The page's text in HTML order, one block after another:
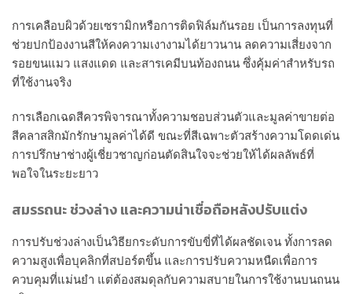
การเคลือบผิวด้วยเซรามิกหรือการติดฟิล์มกันรอย เป็นการลงทุนที่
ช่วยปกป้องงานสีให้คงความเงางามได้ยาวนาน ลดความเสี่ยงจาก
รอยขนแมว แสงแดด และสารเคมีบนท้องถนน ซึ่งคุ้มค่าสำหรับรถ
ที่ใช้งานจริง
การเลือกเฉดสีควรพิจารณาทั้งความชอบส่วนตัวและมูลค่าขายต่อ
สีคลาสสิกมักรักษามูลค่าได้ดี ขณะที่สีเฉพาะตัวสร้างความโดดเด่น
การปรึกษาช่างผู้เชี่ยวชาญก่อนตัดสินใจจะช่วยให้ได้ผลลัพธ์ที่
พอใจในระยะยาว
สมรรถนะ ช่วงล่าง และความน่าเชื่อถือหลังปรับแต่ง
การปรับช่วงล่างเป็นวิธียกระดับการขับขี่ที่ได้ผลชัดเจน ทั้งการลด
ความสูงเพื่อบุคลิกที่สปอร์ตขึ้น และการปรับความหนืดเพื่อการ
ควบคุมที่แม่นยำ แต่ต้องสมดุลกับความสบายในการใช้งานบนถนน